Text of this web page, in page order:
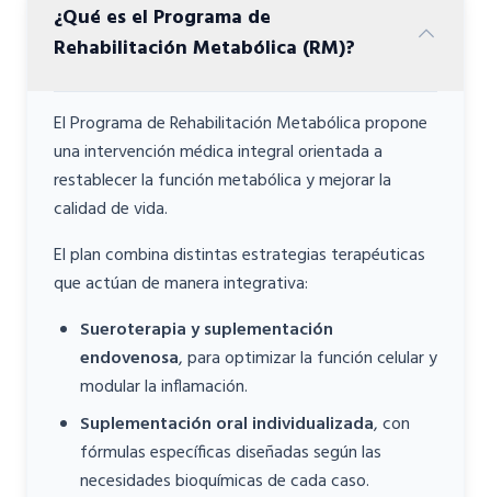
¿Qué es el Programa de
Rehabilitación Metabólica (RM)?
El Programa de Rehabilitación Metabólica propone
una intervención médica integral orientada a
restablecer la función metabólica y mejorar la
calidad de vida.
El plan combina distintas estrategias terapéuticas
que actúan de manera integrativa:
Sueroterapia y suplementación
endovenosa, para optimizar la función celular y
modular la inflamación.
Suplementación oral individualizada, con
fórmulas específicas diseñadas según las
necesidades bioquímicas de cada caso.